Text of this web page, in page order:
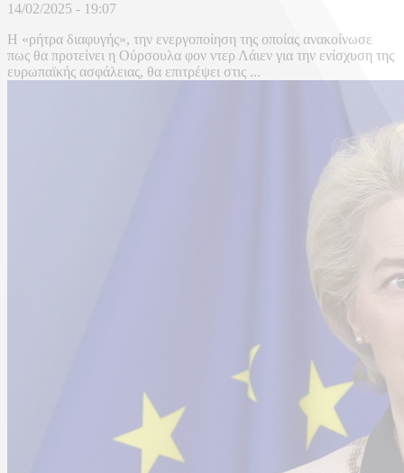
14/02/2025 - 19:07
Η «ρήτρα διαφυγής», την ενεργοποίηση της οποίας ανακοίνωσε
πως θα προτείνει η Ούρσουλα φον ντερ Λάιεν για την ενίσχυση της
ευρωπαϊκής ασφάλειας, θα επιτρέψει στις ...